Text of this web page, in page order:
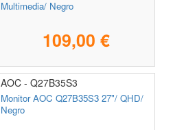
Multimedia/ Negro
109,00 €
AOC - Q27B35S3
Monitor AOC Q27B35S3 27"/ QHD/
Negro